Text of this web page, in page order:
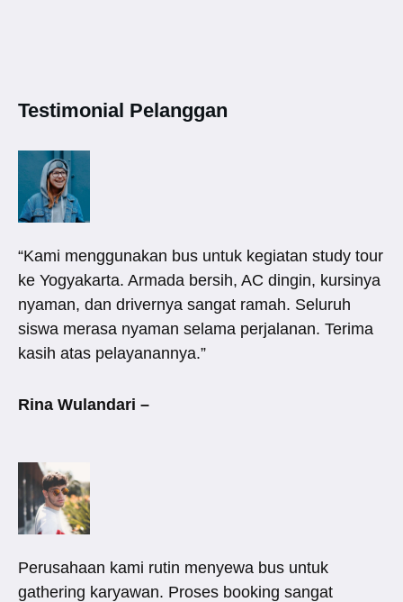
Testimonial Pelanggan
“Kami menggunakan bus untuk kegiatan study tour
ke Yogyakarta. Armada bersih, AC dingin, kursinya
nyaman, dan drivernya sangat ramah. Seluruh
siswa merasa nyaman selama perjalanan. Terima
kasih atas pelayanannya.”
Rina Wulandari –
Perusahaan kami rutin menyewa bus untuk
gathering karyawan. Proses booking sangat